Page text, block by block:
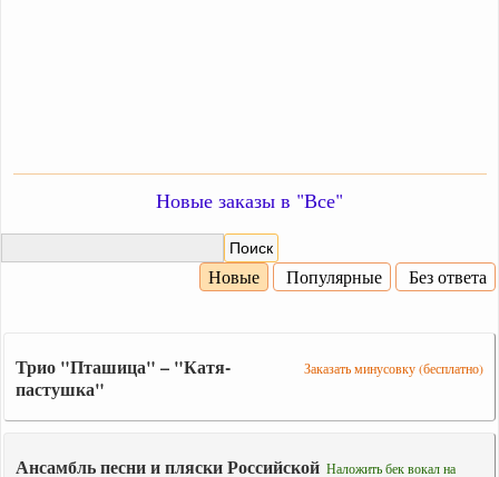
Новые заказы в "Все"
Без ответа
Популярные
Новые
Трио "Пташица" – "Катя-
пастушка"
Заказать минусовку (бесплатно)
Ансамбль песни и пляски Российской Наложить бек вокал на